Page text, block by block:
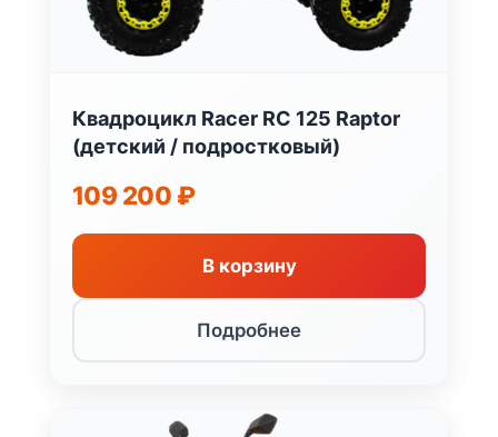
Квадроцикл Racer RC 125 Raptor
(детский / подростковый)
109 200 ₽
В корзину
Подробнее